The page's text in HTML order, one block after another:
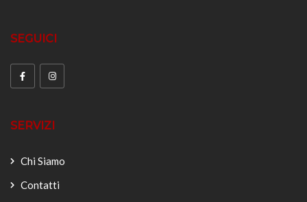
SEGUICI
SERVIZI
Chi Siamo
Contatti